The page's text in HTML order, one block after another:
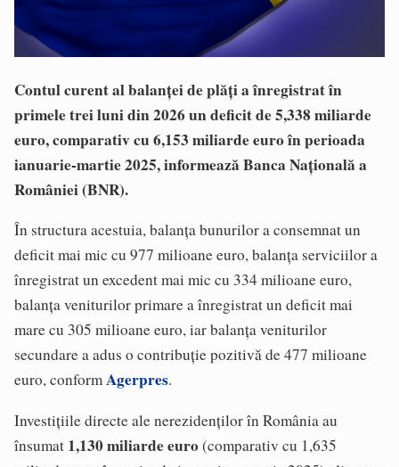
Contul curent al balanței de plăți a înregistrat în
primele trei luni din 2026 un deficit de 5,338 miliarde
euro, comparativ cu 6,153 miliarde euro în perioada
ianuarie-martie 2025, informează Banca Națională a
României (BNR).
În structura acestuia, balanța bunurilor a consemnat un
deficit mai mic cu 977 milioane euro, balanța serviciilor a
înregistrat un excedent mai mic cu 334 milioane euro,
balanța veniturilor primare a înregistrat un deficit mai
mare cu 305 milioane euro, iar balanța veniturilor
secundare a adus o contribuție pozitivă de 477 milioane
euro, conformAgerpres.
Investițiile directe ale nerezidenților în România au
însumat 1,130 miliarde euro(comparativ cu 1,635